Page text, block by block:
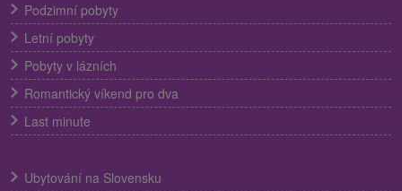
Podzimní pobyty
Letní pobyty
Pobyty v lázních
Romantický víkend pro dva
Last minute
Ubytování na Slovensku